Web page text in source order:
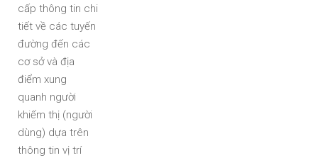
cấp thông tin chi
tiết về các tuyến
đường đến các
cơ sở và địa
điểm xung
quanh người
khiếm thị (người
dùng) dựa trên
thông tin vị trí